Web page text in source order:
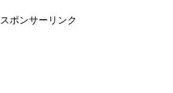
スポンサーリンク